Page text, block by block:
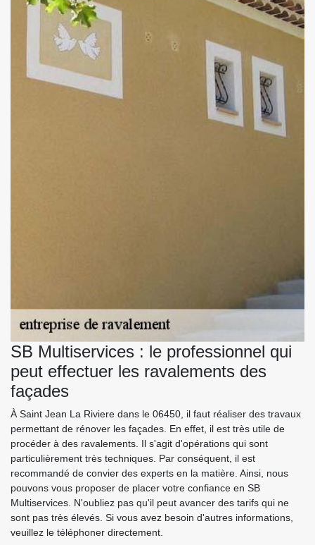
SB Multiservices : le professionnel qui
peut effectuer les ravalements des
façades
À Saint Jean La Riviere dans le 06450, il faut réaliser des travaux
permettant de rénover les façades. En effet, il est très utile de
procéder à des ravalements. Il s'agit d'opérations qui sont
particulièrement très techniques. Par conséquent, il est
recommandé de convier des experts en la matière. Ainsi, nous
pouvons vous proposer de placer votre confiance en SB
Multiservices. N'oubliez pas qu'il peut avancer des tarifs qui ne
sont pas très élevés. Si vous avez besoin d'autres informations,
veuillez le téléphoner directement.